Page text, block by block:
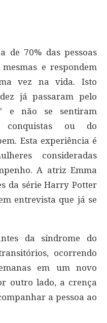
de 70% das pessoas
e respondem
vez na vida. Isto
já passaram pelo
e não se sentiram
conquistas ou do
Esta experiência é
consideradas
A atriz Emma
da série Harry Potter
entrevista que já se
da síndrome do
ocorrendo
em um novo
outro lado, a crença
a pessoa ao